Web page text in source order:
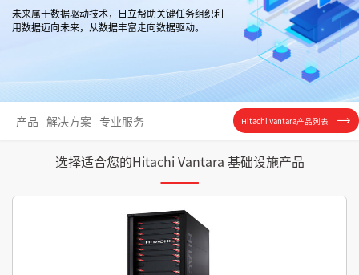
未来属于数据驱动技术，日立帮助关键任务组织利
用数据迈向未来，从数据丰富走向数据驱动。
产品 解决方案 专业服务 Hitachi Vantara产品列表
选择适合您的Hitachi Vantara 基础设施产品